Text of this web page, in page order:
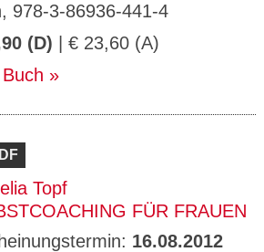
978-3-86936-441-4
(D) | € 23,60 (A)
Topf
FÜR FRAUEN
16.08.2012